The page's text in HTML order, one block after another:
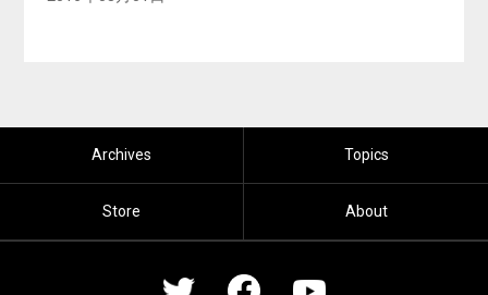
Archives Topics
Store About